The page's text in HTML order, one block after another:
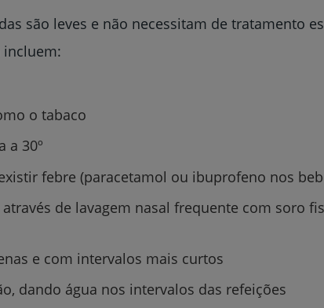
CUF
e acompanhantes
CUF Academic Center
nós
são leves e não necessitam de tratamento
incluem:
o tabaco
a 30º
febre (paracetamol ou ibuprofeno nos
de lavagem nasal frequente com soro
e com intervalos mais curtos
dando água nos intervalos das refeições